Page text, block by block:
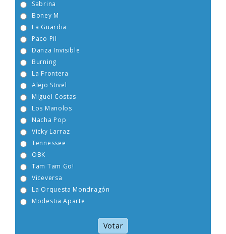
Boney M
Burning
Alejo Stivel
Miguel Costas
Nacha Pop
Vicky Larraz
La Orquesta Mondragón
Modestia Aparte
Votar